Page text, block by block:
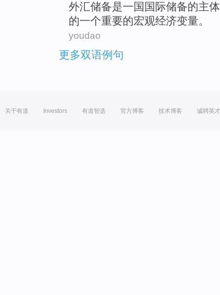
外汇储备是一国 国际储备的主体
的一个重要的宏观经济变量。
youdao
更多双语例句
关于有道 Investors 有道智选 官方博客 技术博客 诚聘英才